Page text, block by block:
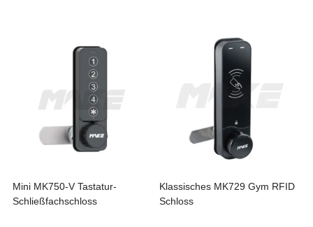
Mini MK750-V Tastatur-
Schließfachschloss
Klassisches MK729 Gym RFID
Schloss